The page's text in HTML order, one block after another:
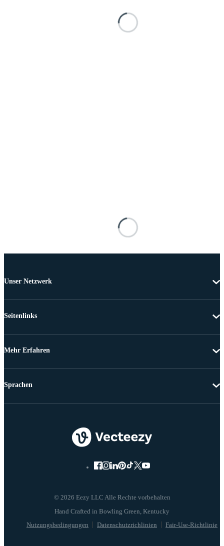
Unser Netzwerk
Seitenlinks
Mehr Erfahren
© 2026 Eezy LLC Alle Rechte vorbehalten
Nutzungsbedingungen Datenschutzrichlinien Fair-Use-Richtlinie
Sprachen